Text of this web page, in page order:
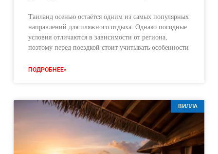
Таиланд осенью остаётся одним из самых популярных
направлений для пляжного отдыха. Однако погодные
условия отличаются в зависимости от региона,
поэтому перед поездкой стоит учитывать особенности
ПОДРОБНЕЕ»
ВИЛЛА